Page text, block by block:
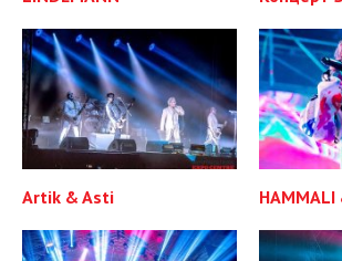
Artik & Asti HAMMALI